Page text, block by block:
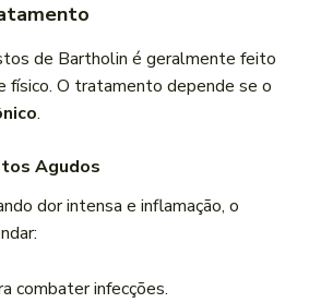
de Bartholin é geralmente feito
físico. O tratamento depende se o
.
Agudos
dor intensa e inflamação, o
combater infecções.